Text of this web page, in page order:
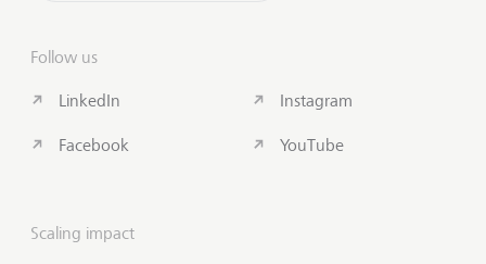
Follow us
LinkedIn
Facebook
Instagram
YouTube
Scaling impact